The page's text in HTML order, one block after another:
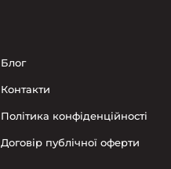
Блог
Контакти
Політика конфіденційності
Договір публічної оферти